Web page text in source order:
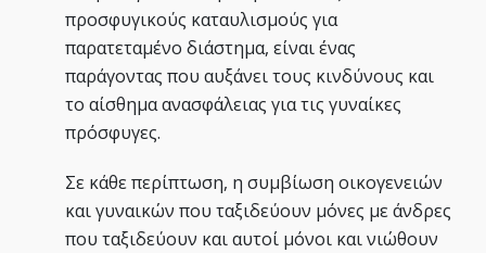
προσφυγικούς καταυλισμούς για
παρατεταμένο διάστημα, είναι ένας
παράγοντας που αυξάνει τους κινδύνους και
το αίσθημα ανασφάλειας για τις γυναίκες
πρόσφυγες.
Σε κάθε περίπτωση, η συμβίωση οικογενειών
και γυναικών που ταξιδεύουν μόνες με άνδρες
που ταξιδεύουν και αυτοί μόνοι και νιώθουν